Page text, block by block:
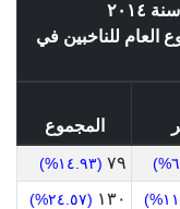
العام للناخبين في
المجموع
٧٩ (١٤.٩٣%)
١٣٠ (٢٤.٥٧%)